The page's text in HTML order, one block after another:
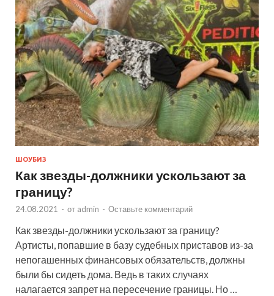
ШОУБИЗ
Как звезды-должники ускользают за
границу?
24.08.2021 - от admin - Оставьте комментарий
Как звезды-должники ускользают за границу?
Артисты, попавшие в базу судебных приставов из-за
непогашенных финансовых обязательств, должны
были бы сидеть дома. Ведь в таких случаях
налагается запрет на пересечение границы. Но …